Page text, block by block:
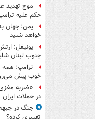
موج تهدید
حکم علیه
یمن: جهان
خواهد شنید
جنوب لبنان
ترامپ: همه
خوب پیش
«ضربه
در حملات ایران
جنگ در جبهه
تغییری کرده؟